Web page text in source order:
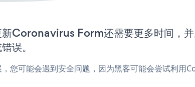
新Coronavirus Form还需要更多时间，
误。
您可能会遇到安全问题，因为黑客可能会尝试利用